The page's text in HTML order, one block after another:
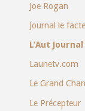
Joe Rogan
Journal le
L’Aut Journal
Launetv.com
Le Grand
Le Précepteur